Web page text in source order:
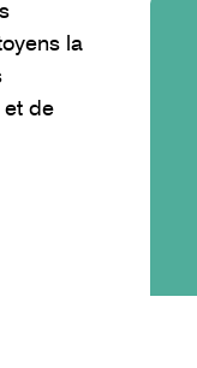
la
et de